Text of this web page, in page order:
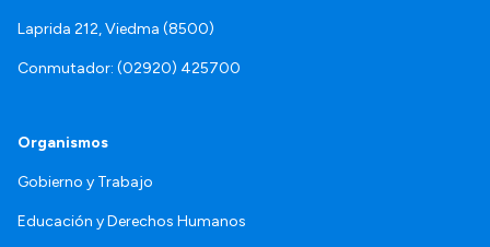
Laprida 212, Viedma (8500)
Conmutador: (02920) 425700
Organismos
Gobierno y Trabajo
Educación y Derechos Humanos